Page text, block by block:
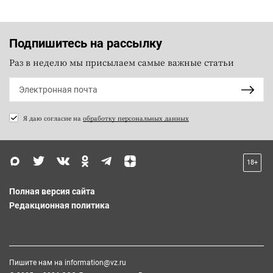
Подпишитесь на рассылку
Раз в неделю мы присылаем самые важные статьи
Я даю согласие на обработку персональных данных
18+
Полная версия сайта
Редакционная политика
Пишите нам на information@vz.ru